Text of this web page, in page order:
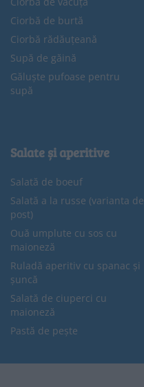
Ciorbă de burtă
Ciorbă rădăuțeană
Supă de găină
Găluște pufoase pentru
supă
Salate și aperitive
Salată de boeuf
Salată a la russe (varianta de
post)
Ouă umplute cu sos cu
maioneză
Ruladă aperitiv cu spanac și
șuncă
Salată de ciuperci cu
maioneză
Pastă de pește